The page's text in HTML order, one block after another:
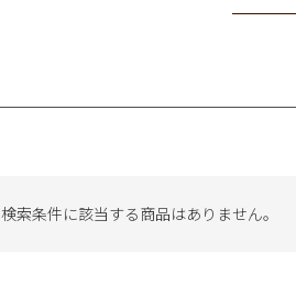
検索条件に該当する商品はありません。